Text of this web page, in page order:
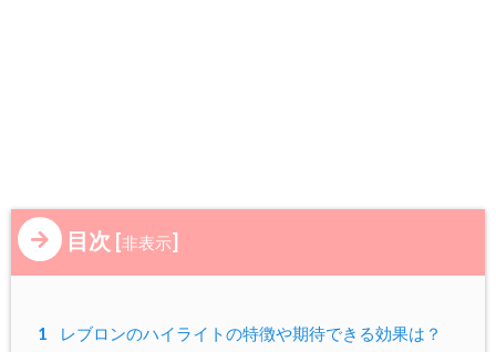
目次 [非表示]
1
レブロンのハイライトの特徴や期待できる効果は？